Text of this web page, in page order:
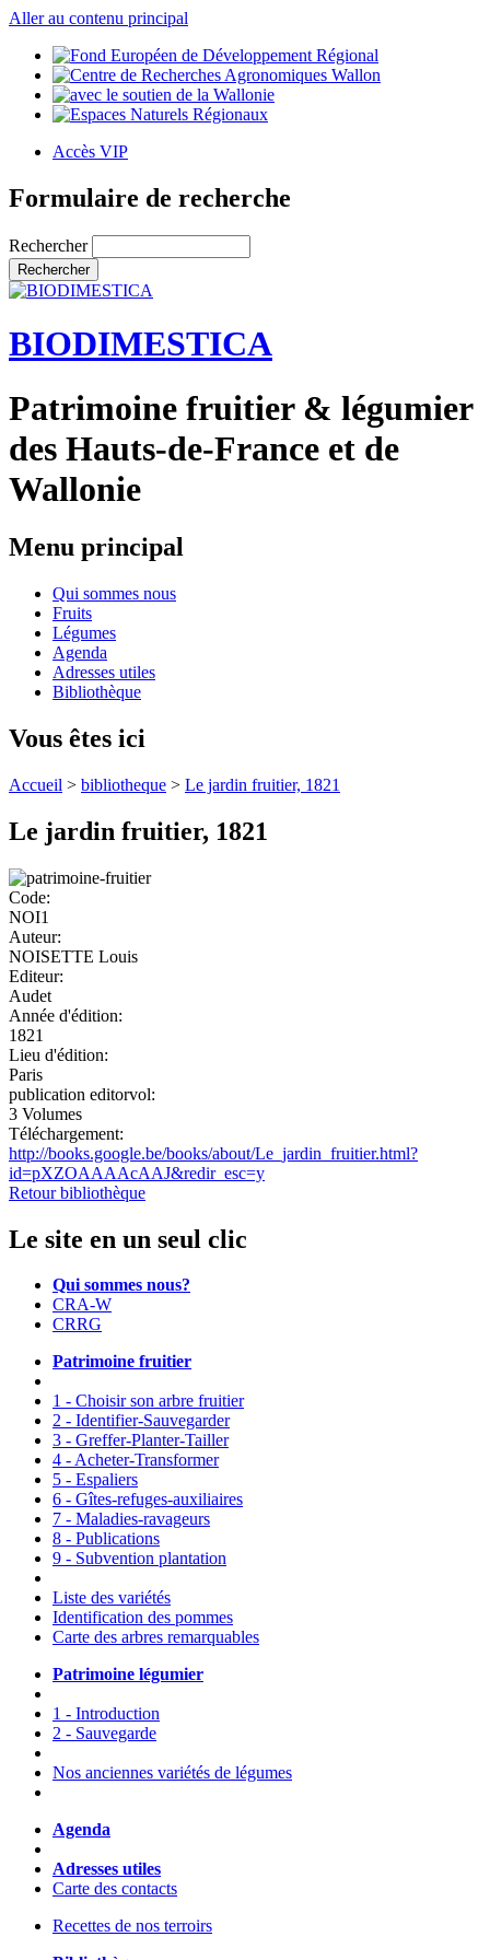
Aller au contenu principal
Accès VIP
Formulaire de recherche
Rechercher
BIODIMESTICA
Patrimoine fruitier & légumier
des Hauts-de-France et de
Wallonie
Menu principal
Qui sommes nous
Fruits
Légumes
Agenda
Adresses utiles
Bibliothèque
Vous êtes ici
Accueil > bibliotheque > Le jardin fruitier, 1821
Le jardin fruitier, 1821
Code:
NOI1
Auteur:
NOISETTE Louis
Editeur:
Audet
Année d'édition:
1821
Lieu d'édition:
Paris
publication editorvol:
3 Volumes
Téléchargement:
http://books.google.be/books/about/Le_jardin_fruitier.html?
id=pXZOAAAAcAAJ&redir_esc=y
Retour bibliothèque
Le site en un seul clic
Qui sommes nous?
CRA-W
CRRG
Patrimoine fruitier
1 - Choisir son arbre fruitier
2 - Identifier-Sauvegarder
3 - Greffer-Planter-Tailler
4 - Acheter-Transformer
5 - Espaliers
6 - Gîtes-refuges-auxiliaires
7 - Maladies-ravageurs
8 - Publications
9 - Subvention plantation
Liste des variétés
Identification des pommes
Carte des arbres remarquables
Patrimoine légumier
1 - Introduction
2 - Sauvegarde
Nos anciennes variétés de légumes
Agenda
Adresses utiles
Carte des contacts
Recettes de nos terroirs